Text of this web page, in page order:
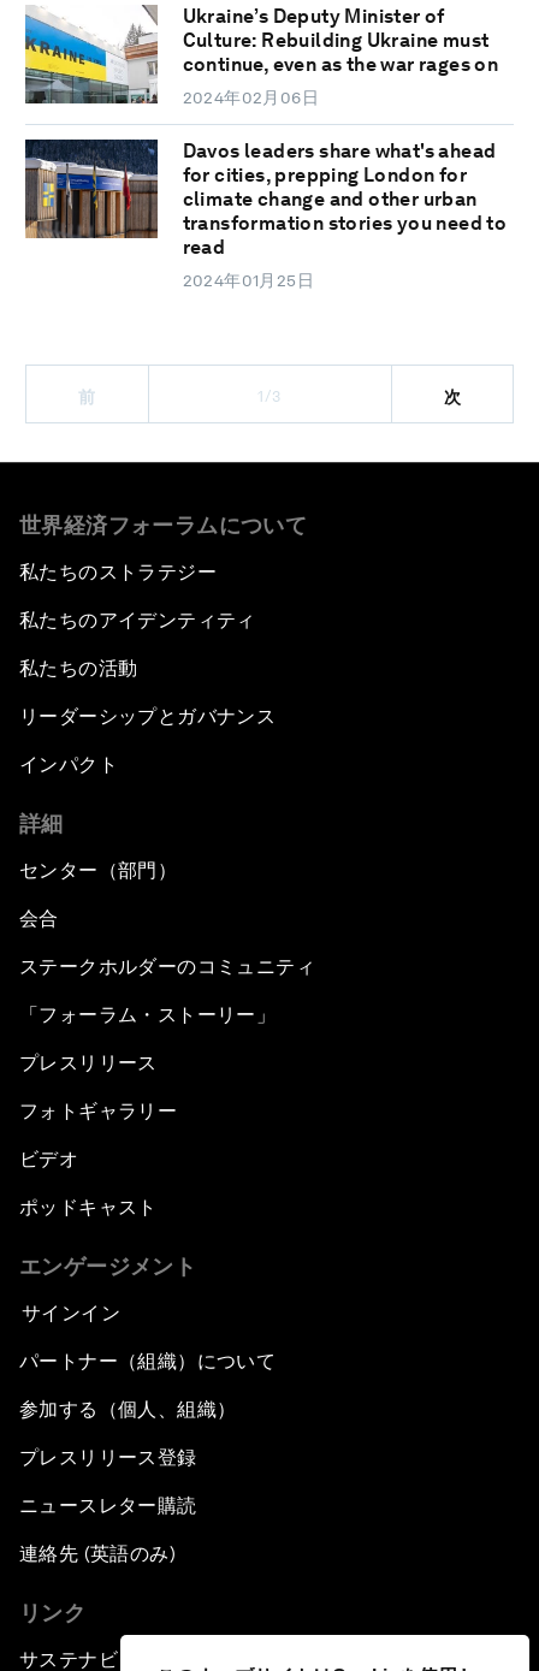
Ukraine’s Deputy Minister of
Culture: Rebuilding Ukraine must
continue, even as the war rages on
2024年02月06日
Davos leaders share what's ahead
for cities, prepping London for
climate change and other urban
transformation stories you need to
read
2024年01月25日
前 1/3 次
世界経済フォーラムについて
私たちのストラテジー
私たちのアイデンティティ
私たちの活動
リーダーシップとガバナンス
インパクト
詳細
センター（部門）
会合
ステークホルダーのコミュニティ
「フォーラム・ストーリー」
プレスリリース
フォトギャラリー
ビデオ
ポッドキャスト
エンゲージメント
サインイン
パートナー（組織）について
参加する（個人、組織）
プレスリリース登録
ニュースレター購読
連絡先 (英語のみ)
リンク
サステナビリティへの取り組み